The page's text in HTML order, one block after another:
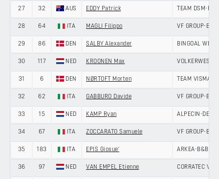
27 32 AUS EDDY Patrick TEAM DSM-
28 64 ITA MAGLI Filippo VF GROUP-
29 86 DEN SALBY Alexander BINGOAL WB
30 117 NED KROONEN Max
31 6 DEN NØRTOFT Morten TEAM VISMA |
32 62 ITA GABBURO Davide VF GROUP-
33 15 NED KAMP Ryan ALPECIN-
34 67 ITA ZOCCARATO Samuele VF GROUP-
35 183 ITA EPIS Giosue' ARKEA-B&B
36 97 NED VAN EMPEL Etienne CORRATEC